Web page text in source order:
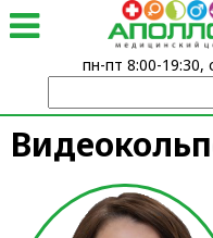
пн-пт 8:00-19:30,